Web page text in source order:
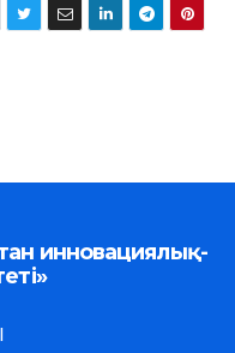
инновациялық-